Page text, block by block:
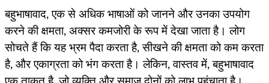
बहुभाषावाद, एक से अधिक भाषाओं को जानने और उनका उपयोग
करने की क्षमता, अक्सर कमजोरी के रूप में देखा जाता है। लोग
सोचते हैं कि यह भ्रम पैदा करता है, सीखने की क्षमता को कम करता
है, और एकाग्रता को भंग करता है। लेकिन, वास्तव में, बहुभाषावाद